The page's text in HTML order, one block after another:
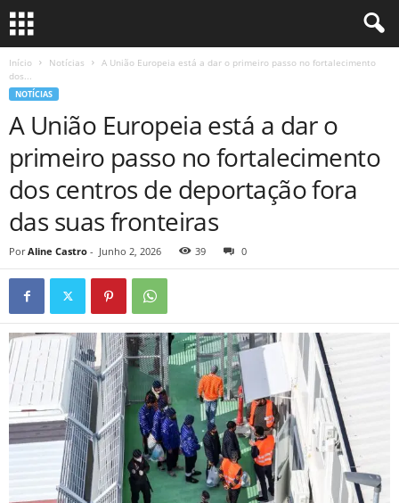
Início Notícias
A União Europeia está a dar o primeiro passo no fortalecimento
dos...
NOTÍCIAS
A União Europeia está a dar o
primeiro passo no fortalecimento
dos centros de deportação fora
das suas fronteiras
Por Aline Castro - Junho 2, 2026 39 0